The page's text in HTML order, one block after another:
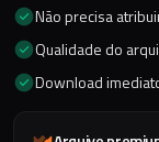
Não precisa
Qualidade do
Download